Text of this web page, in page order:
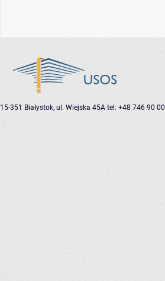
15-351 Białystok, ul. Wiejska 45A tel: +48 746 90 00